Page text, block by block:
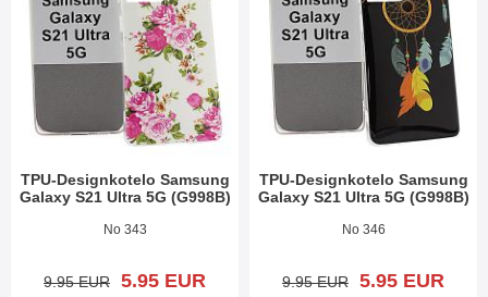
TPU-Designkotelo Samsung
Galaxy S21 Ultra 5G (G998B)
Tuote.nro 39414
No 343
vanha hinta
9.95 EUR uusi hinta
5.95 EUR
TPU-Designkotelo Samsung
Galaxy S21 Ultra 5G (G998B)
Tuote.nro 39412
No 346
vanha hinta
9.95 EUR uusi hinta
5.95 EUR